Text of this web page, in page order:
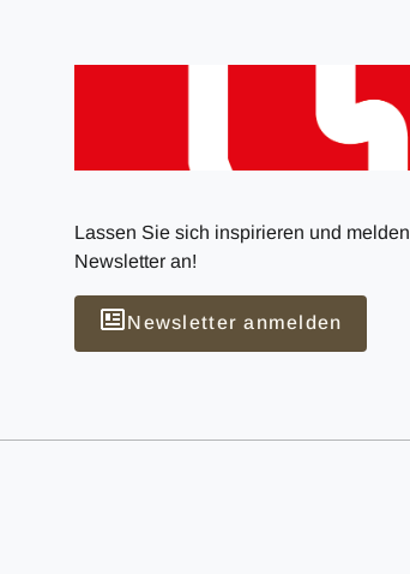
Lassen Sie sich inspirieren und
Newsletter an!
Newsletter anmelden